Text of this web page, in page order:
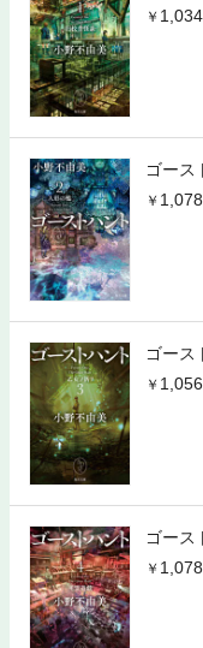
1,034
ゴー
1,078
ゴー
1,056
ゴー
1,078